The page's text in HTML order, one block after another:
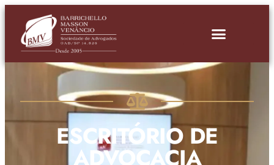
ESCRITÓRIO DE
ADVOCACIA